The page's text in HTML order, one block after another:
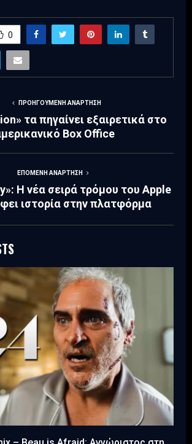
0
ΠΡΟΗΓΟΎΜΕΝΗ ΑΝΆΡΤΗΣΗ
τα πηγαίνει εξαιρετικά στο
Box Office
ΕΠΌΜΕΝΗ ΑΝΆΡΤΗΣΗ
Η νέα σειρά τρόμου του Apple
ιστορία στην πλατφόρμα